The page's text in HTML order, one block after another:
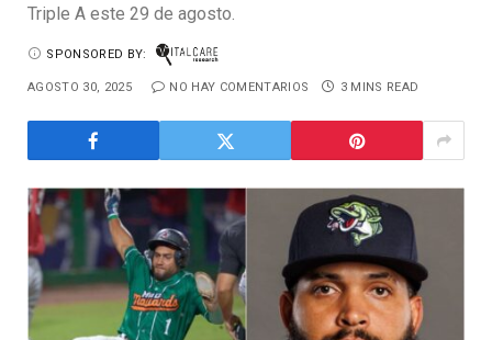
Triple A este 29 de agosto.
SPONSORED BY:
AGOSTO 30, 2025 NO HAY COMENTARIOS 3 MINS READ